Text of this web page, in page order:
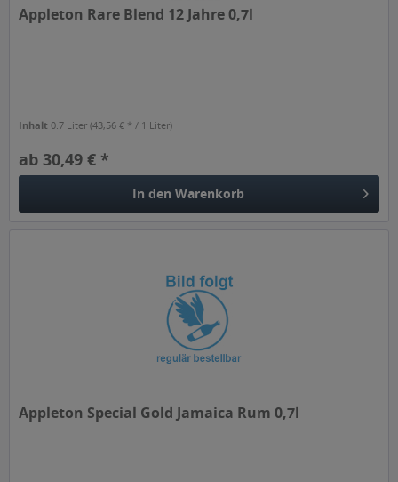
Appleton Rare Blend 12 Jahre 0,7l
Inhalt0.7 Liter(43,56 € * / 1 Liter)
ab 30,49 € *
In den Warenkorb
Appleton Special Gold Jamaica Rum 0,7l